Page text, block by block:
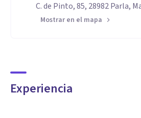
C. de Pinto, 85, 28982 Parla,
Mostrar en el mapa
Experiencia